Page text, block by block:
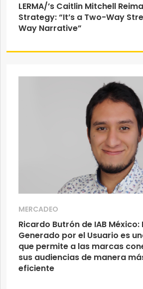
LERMA/’s Caitlin Mitchell
Strategy: “It’s a Two-Way
Way Narrative”
MERCADEO
Ricardo Butrón de IAB México:
Generado por el Usuario es
que permite a las marcas
sus audiencias de manera
eficiente